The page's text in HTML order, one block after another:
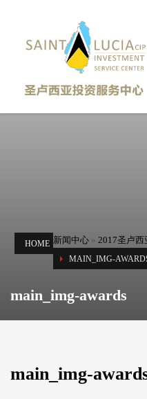
HOME 新闻中心 » 2017圣卢
MAIN_IMG-
main_img-awards
main_img-